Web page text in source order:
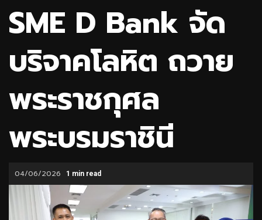
SME D Bank จัด
บริจาคโลหิต ถวาย
พระราชกุศล
พระบรมราชินี
04/06/2026 1 min read